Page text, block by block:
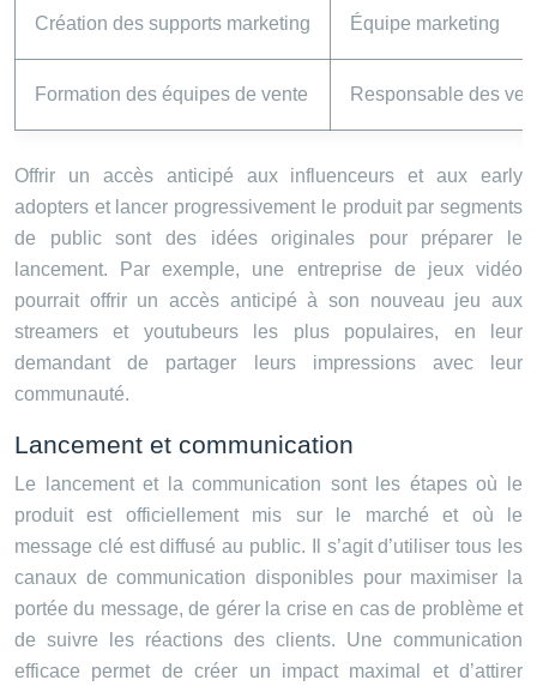
Création des supports marketing Équipe marketing
Formation des équipes de vente Responsable des
Offrir un accès anticipé aux influenceurs et aux early
adopters et lancer progressivement le produit par segments
de public sont des idées originales pour préparer le
lancement. Par exemple, une entreprise de jeux vidéo
pourrait offrir un accès anticipé à son nouveau jeu aux
streamers et youtubeurs les plus populaires, en leur
demandant de partager leurs impressions avec leur
communauté.
Lancement et communication
Le lancement et la communication sont les étapes où le
produit est officiellement mis sur le marché et où le
message clé est diffusé au public. Il s’agit d’utiliser tous les
canaux de communication disponibles pour maximiser la
portée du message, de gérer la crise en cas de problème et
de suivre les réactions des clients. Une communication
efficace permet de créer un impact maximal et d’attirer